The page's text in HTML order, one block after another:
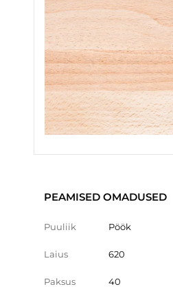
PEAMISED OMADUSED
Puuliik Pöök
Laius 620
Paksus 40